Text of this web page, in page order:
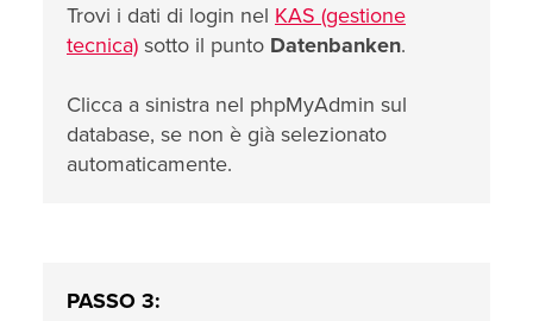
Trovi i dati di login nel KAS (gestione
tecnica) sotto il punto Datenbanken.
Clicca a sinistra nel phpMyAdmin sul
database, se non è già selezionato
automaticamente.
PASSO 3: